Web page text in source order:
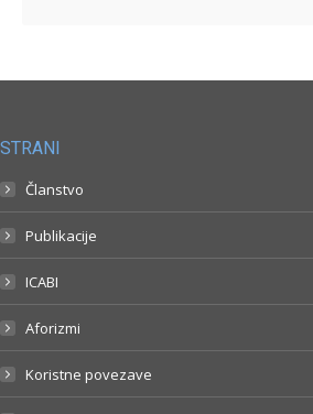
STRANI
Članstvo
Publikacije
ICABI
Aforizmi
Koristne povezave